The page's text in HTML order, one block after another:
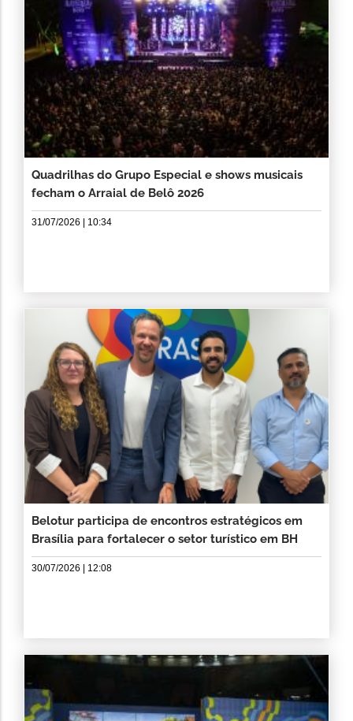
Quadrilhas do Grupo Especial e shows musicais
fecham o Arraial de Belô 2026
31/07/2026 | 10:34
Belotur participa de encontros estratégicos em
Brasília para fortalecer o setor turístico em BH
30/07/2026 | 12:08